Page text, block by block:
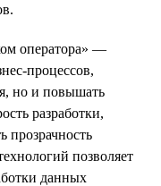
оператора» —
процессов,
но и повышать
разработки,
прозрачность
позволяет
данных